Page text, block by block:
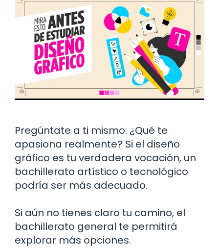
Pregúntate a ti mismo: ¿Qué te
apasiona realmente? Si el diseño
gráfico es tu verdadera vocación, un
bachillerato artístico o tecnológico
podría ser más adecuado.
Si aún no tienes claro tu camino, el
bachillerato general te permitirá
explorar más opciones.